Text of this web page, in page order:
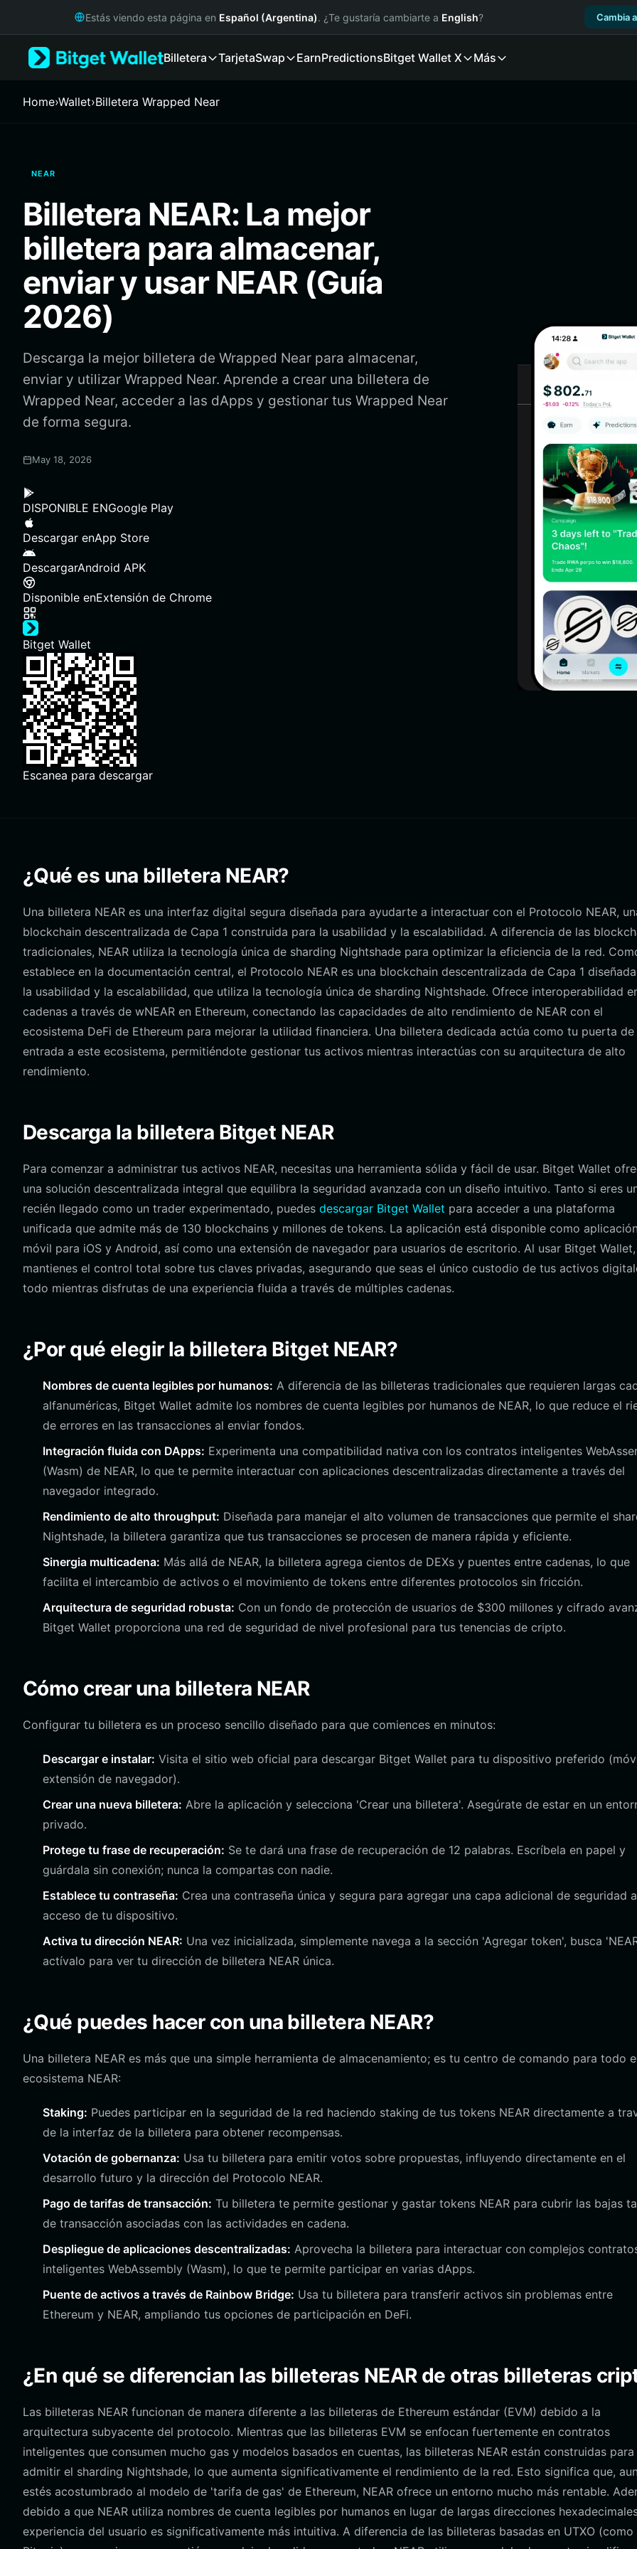
Русский
Italiano
繁體中文
Bahasa Indonesia
ภาษาไทย
Español
Português (Brasil)
Español (Argentina)
Estás viendo esta página en Español (Argentina). ¿Te gustaría cambiarte a English? Cambia
Billetera TarjetaSwap EarnPredictionsBitget Wallet X Más
Home›Wallet›Billetera Wrapped Near
NEAR
Billetera NEAR: La mejor
billetera para almacenar,
enviar y usar NEAR (Guía
2026)
Descarga la mejor billetera de Wrapped Near para almacenar,
enviar y utilizar Wrapped Near. Aprende a crear una billetera de
Wrapped Near, acceder a las dApps y gestionar tus Wrapped Near
de forma segura.
May 18, 2026
DISPONIBLE ENGoogle Play
Descargar enApp Store
DescargarAndroid APK
Disponible enExtensión de Chrome
Bitget Wallet
Escanea para descargar
¿Qué es una billetera NEAR?
Una billetera NEAR es una interfaz digital segura diseñada para ayudarte a interactuar con el Protocolo NEAR,
blockchain descentralizada de Capa 1 construida para la usabilidad y la escalabilidad. A diferencia de las
tradicionales, NEAR utiliza la tecnología única de sharding Nightshade para optimizar la eficiencia de la red.
establece en la documentación central, el Protocolo NEAR es una blockchain descentralizada de Capa 1
la usabilidad y la escalabilidad, que utiliza la tecnología única de sharding Nightshade. Ofrece interoperabilidad
cadenas a través de wNEAR en Ethereum, conectando las capacidades de alto rendimiento de NEAR con el
ecosistema DeFi de Ethereum para mejorar la utilidad financiera. Una billetera dedicada actúa como tu puerta de
entrada a este ecosistema, permitiéndote gestionar tus activos mientras interactúas con su arquitectura de alto
rendimiento.
Descarga la billetera Bitget NEAR
Para comenzar a administrar tus activos NEAR, necesitas una herramienta sólida y fácil de usar. Bitget Wallet
una solución descentralizada integral que equilibra la seguridad avanzada con un diseño intuitivo. Tanto si eres
recién llegado como un trader experimentado, puedes descargar Bitget Wallet para acceder a una plataforma
unificada que admite más de 130 blockchains y millones de tokens. La aplicación está disponible como aplicación
móvil para iOS y Android, así como una extensión de navegador para usuarios de escritorio. Al usar Bitget Wallet,
mantienes el control total sobre tus claves privadas, asegurando que seas el único custodio de tus activos
todo mientras disfrutas de una experiencia fluida a través de múltiples cadenas.
¿Por qué elegir la billetera Bitget NEAR?
Nombres de cuenta legibles por humanos: A diferencia de las billeteras tradicionales que requieren largas
alfanuméricas, Bitget Wallet admite los nombres de cuenta legibles por humanos de NEAR, lo que reduce el
de errores en las transacciones al enviar fondos.
Integración fluida con DApps: Experimenta una compatibilidad nativa con los contratos inteligentes
(Wasm) de NEAR, lo que te permite interactuar con aplicaciones descentralizadas directamente a través del
navegador integrado.
Rendimiento de alto throughput: Diseñada para manejar el alto volumen de transacciones que permite el
Nightshade, la billetera garantiza que tus transacciones se procesen de manera rápida y eficiente.
Sinergia multicadena: Más allá de NEAR, la billetera agrega cientos de DEXs y puentes entre cadenas, lo que
facilita el intercambio de activos o el movimiento de tokens entre diferentes protocolos sin fricción.
Arquitectura de seguridad robusta: Con un fondo de protección de usuarios de $300 millones y cifrado
Bitget Wallet proporciona una red de seguridad de nivel profesional para tus tenencias de cripto.
Cómo crear una billetera NEAR
Configurar tu billetera es un proceso sencillo diseñado para que comiences en minutos:
Descargar e instalar: Visita el sitio web oficial para descargar Bitget Wallet para tu dispositivo preferido
extensión de navegador).
Crear una nueva billetera: Abre la aplicación y selecciona 'Crear una billetera'. Asegúrate de estar en un
privado.
Protege tu frase de recuperación: Se te dará una frase de recuperación de 12 palabras. Escríbela en papel y
guárdala sin conexión; nunca la compartas con nadie.
Establece tu contraseña: Crea una contraseña única y segura para agregar una capa adicional de seguridad
acceso de tu dispositivo.
Activa tu dirección NEAR: Una vez inicializada, simplemente navega a la sección 'Agregar token', busca
actívalo para ver tu dirección de billetera NEAR única.
¿Qué puedes hacer con una billetera NEAR?
Una billetera NEAR es más que una simple herramienta de almacenamiento; es tu centro de comando para todo
ecosistema NEAR:
Staking: Puedes participar en la seguridad de la red haciendo staking de tus tokens NEAR directamente a
de la interfaz de la billetera para obtener recompensas.
Votación de gobernanza: Usa tu billetera para emitir votos sobre propuestas, influyendo directamente en el
desarrollo futuro y la dirección del Protocolo NEAR.
Pago de tarifas de transacción: Tu billetera te permite gestionar y gastar tokens NEAR para cubrir las bajas
de transacción asociadas con las actividades en cadena.
Despliegue de aplicaciones descentralizadas: Aprovecha la billetera para interactuar con complejos
inteligentes WebAssembly (Wasm), lo que te permite participar en varias dApps.
Puente de activos a través de Rainbow Bridge: Usa tu billetera para transferir activos sin problemas entre
Ethereum y NEAR, ampliando tus opciones de participación en DeFi.
¿En qué se diferencian las billeteras NEAR de otras billeteras
Las billeteras NEAR funcionan de manera diferente a las billeteras de Ethereum estándar (EVM) debido a la
arquitectura subyacente del protocolo. Mientras que las billeteras EVM se enfocan fuertemente en contratos
inteligentes que consumen mucho gas y modelos basados en cuentas, las billeteras NEAR están construidas para
admitir el sharding Nightshade, lo que aumenta significativamente el rendimiento de la red. Esto significa que,
estés acostumbrado al modelo de 'tarifa de gas' de Ethereum, NEAR ofrece un entorno mucho más rentable.
debido a que NEAR utiliza nombres de cuenta legibles por humanos en lugar de largas direcciones
experiencia del usuario es significativamente más intuitiva. A diferencia de las billeteras basadas en UTXO (como